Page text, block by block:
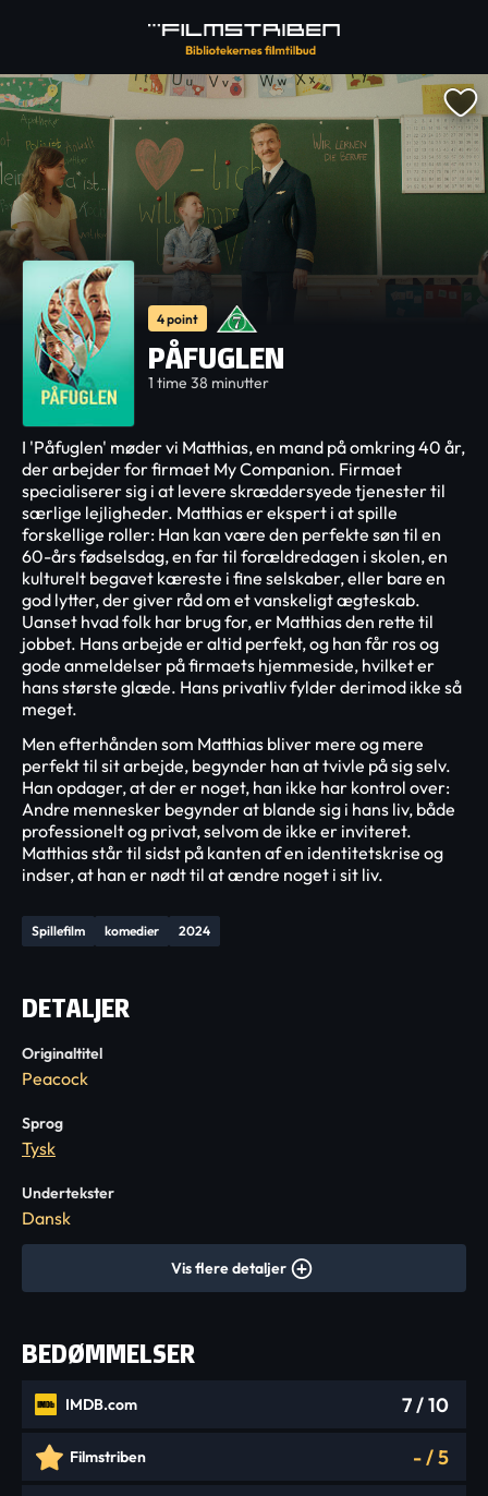
4 point
PÅFUGLEN
1 time 38 minutter
Spillefilm komedier 2024
I 'Påfuglen' møder vi Matthias, en mand på omkring 40 år,
der arbejder for firmaet My Companion. Firmaet
specialiserer sig i at levere skræddersyede tjenester til
særlige lejligheder. Matthias er ekspert i at spille
forskellige roller: Han kan være den perfekte søn til en
60-års fødselsdag, en far til forældredagen i skolen, en
kulturelt begavet kæreste i fine selskaber, eller bare en
god lytter, der giver råd om et vanskeligt ægteskab.
Uanset hvad folk har brug for, er Matthias den rette til
jobbet. Hans arbejde er altid perfekt, og han får ros og
gode anmeldelser på firmaets hjemmeside, hvilket er
hans største glæde. Hans privatliv fylder derimod ikke så
meget.
Men efterhånden som Matthias bliver mere og mere
perfekt til sit arbejde, begynder han at tvivle på sig selv.
Han opdager, at der er noget, han ikke har kontrol over:
Andre mennesker begynder at blande sig i hans liv, både
professionelt og privat, selvom de ikke er inviteret.
Matthias står til sidst på kanten af en identitetskrise og
indser, at han er nødt til at ændre noget i sit liv.
DETALJER
Originaltitel
Peacock
Sprog
Tysk
Undertekster
Dansk
Vis flere detaljer
BEDØMMELSER
IMDB.com 7/ 10
Filmstriben -/5